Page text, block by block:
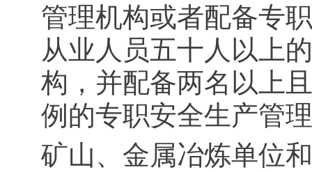
管理机构或者配备专
从业人员五十人以上
构，并配备两名以上
例的专职安全生产管
矿山、金属冶炼单位